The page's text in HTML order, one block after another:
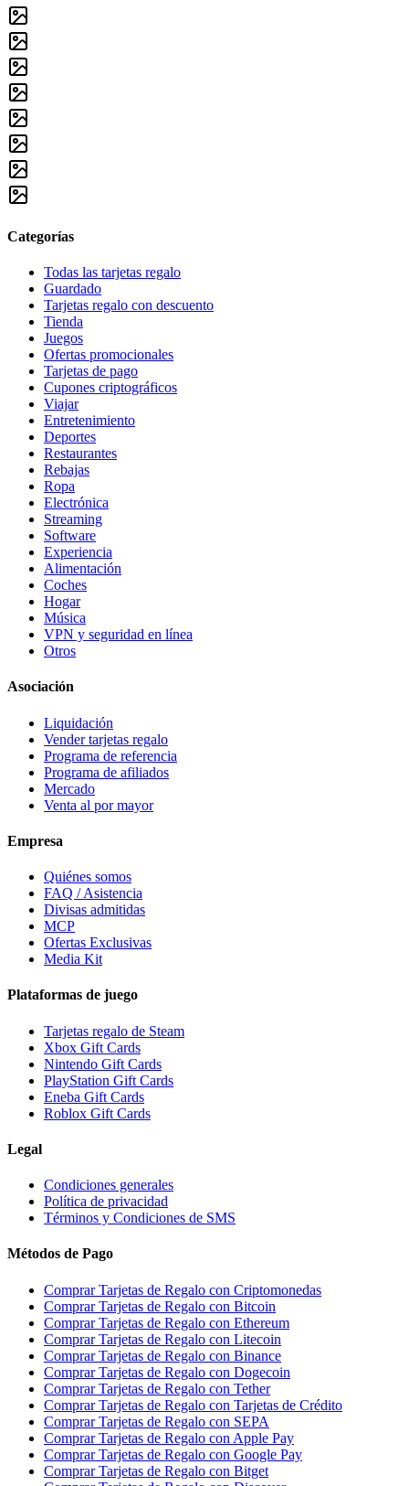
Categorías
Todas las tarjetas regalo
Guardado
Tarjetas regalo con descuento
Tienda
Juegos
Ofertas promocionales
Tarjetas de pago
Cupones criptográficos
Viajar
Entretenimiento
Deportes
Restaurantes
Rebajas
Ropa
Electrónica
Streaming
Software
Experiencia
Alimentación
Coches
Hogar
Música
VPN y seguridad en línea
Otros
Asociación
Liquidación
Vender tarjetas regalo
Programa de referencia
Programa de afiliados
Mercado
Venta al por mayor
Empresa
Quiénes somos
FAQ / Asistencia
Divisas admitidas
MCP
Ofertas Exclusivas
Media Kit
Plataformas de juego
Tarjetas regalo de Steam
Xbox Gift Cards
Nintendo Gift Cards
PlayStation Gift Cards
Eneba Gift Cards
Roblox Gift Cards
Legal
Condiciones generales
Política de privacidad
Términos y Condiciones de SMS
Métodos de Pago
Comprar Tarjetas de Regalo con Criptomonedas
Comprar Tarjetas de Regalo con Bitcoin
Comprar Tarjetas de Regalo con Ethereum
Comprar Tarjetas de Regalo con Litecoin
Comprar Tarjetas de Regalo con Binance
Comprar Tarjetas de Regalo con Dogecoin
Comprar Tarjetas de Regalo con Tether
Comprar Tarjetas de Regalo con Tarjetas de Crédito
Comprar Tarjetas de Regalo con SEPA
Comprar Tarjetas de Regalo con Apple Pay
Comprar Tarjetas de Regalo con Google Pay
Comprar Tarjetas de Regalo con Bitget